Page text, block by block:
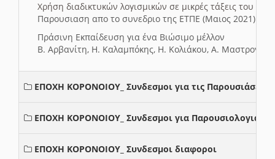
Χρήση διαδικτυκών λογισμικών σε μικρές τάξεις του
Παρουσιαση απο το συνεδριο της ΕΤΠΕ (Μαιος 2021)
Πράσινη Εκπαίδευση για ένα Βιώσιμο μέλλον
Β. Αρβανίτη, Η. Καλαμπόκης, Η. Κολιάκου, Α.
ΕΠΟΧΗ ΚΟΡΟΝΟΙΟΥ_ Συνδεσμοι για τις Παρουσιάσεις
ΕΠΟΧΗ ΚΟΡΟΝΟΙΟΥ_ Συνδεσμοι για Παρουσιολογια
ΕΠΟΧΗ ΚΟΡΟΝΟΙΟΥ_ Συνδεσμοι διαφοροι